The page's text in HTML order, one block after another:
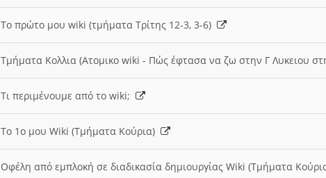
Το πρώτο μου wiki (τμήματα Τρίτης 12-3, 3-6)
Τμήματα Κολλια (Ατομικο wiki - Πώς έφτασα να ζω στην Γ Λυκειου
Τι περιμένουμε από το wiki;
Το 1ο μου Wiki (Τμήματα Κούρια)
Οφέλη από εμπλοκή σε διαδικασία δημιουργίας Wiki (Τμήματα